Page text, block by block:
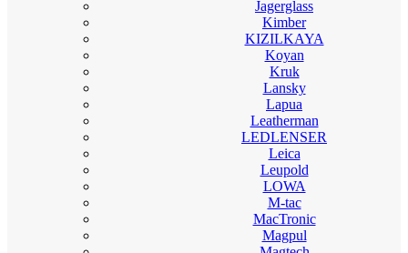
Jagerglass
Kimber
KIZILKAYA
Koyan
Kruk
Lansky
Lapua
Leatherman
LEDLENSER
Leica
Leupold
LOWA
M-tac
MacTronic
Magpul